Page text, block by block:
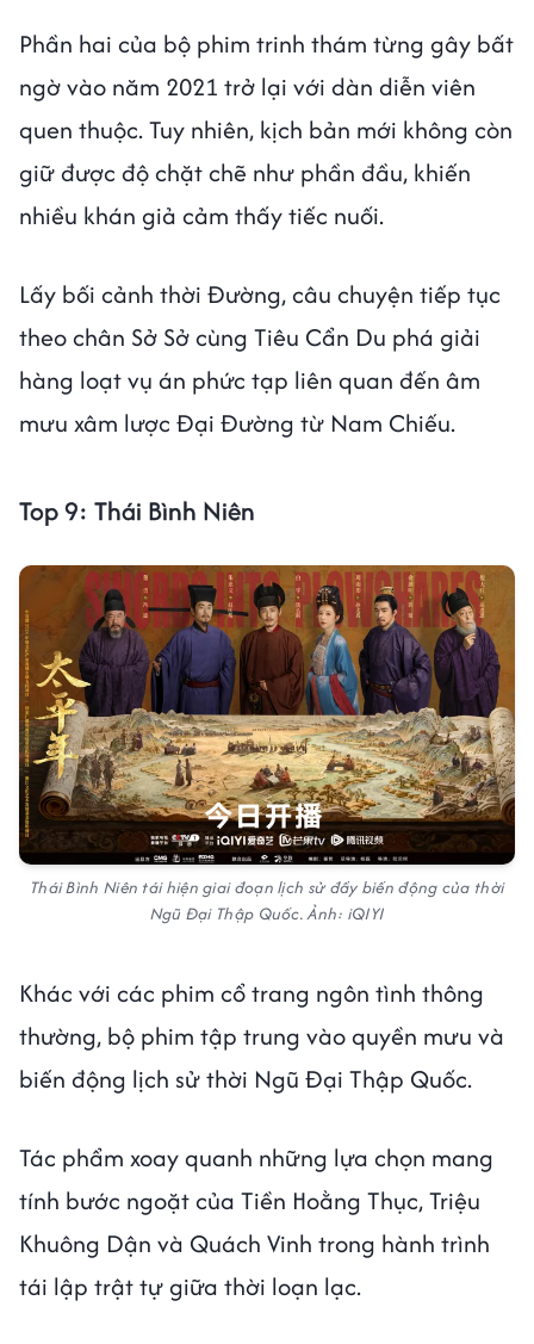
Phần hai của bộ phim trinh thám từng gây bất
ngờ vào năm 2021 trở lại với dàn diễn viên
quen thuộc. Tuy nhiên, kịch bản mới không còn
giữ được độ chặt chẽ như phần đầu, khiến
nhiều khán giả cảm thấy tiếc nuối.
Lấy bối cảnh thời Đường, câu chuyện tiếp tục
theo chân Sở Sở cùng Tiêu Cẩn Du phá giải
hàng loạt vụ án phức tạp liên quan đến âm
mưu xâm lược Đại Đường từ Nam Chiếu.
Top 9: Thái Bình Niên
Thái Bình Niên tái hiện giai đoạn lịch sử đầy biến động của thời
Ngũ Đại Thập Quốc. Ảnh: iQIYI
Khác với các phim cổ trang ngôn tình thông
thường, bộ phim tập trung vào quyền mưu và
biến động lịch sử thời Ngũ Đại Thập Quốc.
Tác phẩm xoay quanh những lựa chọn mang
tính bước ngoặt của Tiền Hoằng Thục, Triệu
Khuông Dận và Quách Vinh trong hành trình
tái lập trật tự giữa thời loạn lạc.